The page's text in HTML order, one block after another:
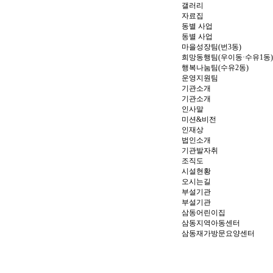
갤러리
자료집
동별 사업
동별 사업
마을성장팀(번3동)
희망동행팀(우이동·수유1동)
행복나눔팀(수유2동)
운영지원팀
기관소개
기관소개
인사말
미션&비전
인재상
법인소개
기관발자취
조직도
시설현황
오시는길
부설기관
부설기관
삼동어린이집
삼동지역아동센터
삼동재가방문요양센터